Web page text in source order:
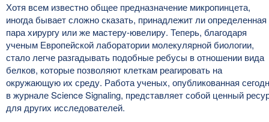
Хотя всем известно общее предназначение микропинцета,
иногда бывает сложно сказать, принадлежит ли определенная
пара хирургу или же мастеру-ювелиру. Теперь, благодаря
ученым Европейской лаборатории молекулярной биологии,
стало легче разгадывать подобные ребусы в отношении вида
белков, которые позволяют клеткам реагировать на
окружающую их среду. Работа ученых, опубликованная
в журнале Science Signaling, представляет собой ценный
для других исследователей.